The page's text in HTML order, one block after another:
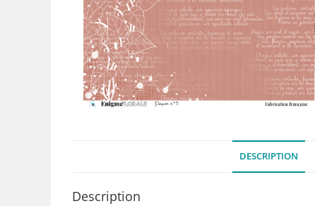
DESCRIPTION
Description